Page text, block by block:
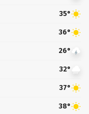
35°
36°
26°
32°
37°
38°